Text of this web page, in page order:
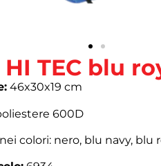
TEC blu
46x30x19 cm
600D
colori: nero, blu navy, blu